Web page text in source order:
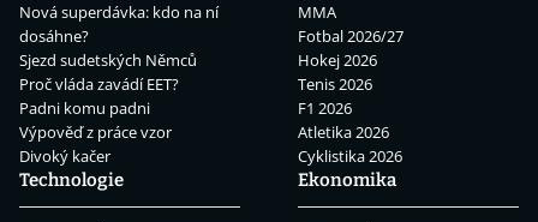
Nová superdávka: kdo na ní
dosáhne?
Sjezd sudetských Němců
Proč vláda zavádí EET?
Padni komu padni
Výpověď z práce vzor
Divoký kačer
MMA
Fotbal 2026/27
Hokej 2026
Tenis 2026
F1 2026
Atletika 2026
Cyklistika 2026
Technologie
Ekonomika